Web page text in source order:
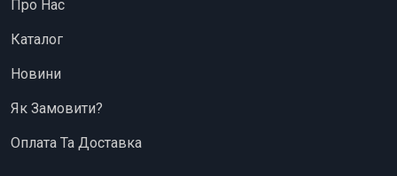
Про Нас
Каталог
Новини
Як Замовити?
Оплата Та Доставка